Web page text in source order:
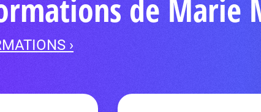
de Marie
›